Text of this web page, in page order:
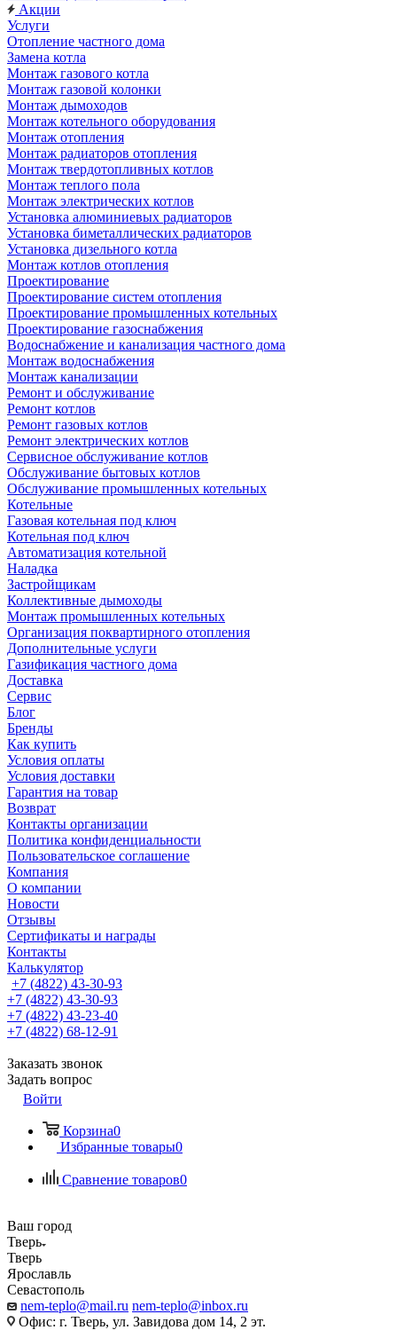
Акции
Услуги
Отопление частного дома
Замена котла
Монтаж газового котла
Монтаж газовой колонки
Монтаж дымоходов
Монтаж котельного оборудования
Монтаж отопления
Монтаж радиаторов отопления
Монтаж твердотопливных котлов
Монтаж теплого пола
Монтаж электрических котлов
Установка алюминиевых радиаторов
Установка биметаллических радиаторов
Установка дизельного котла
Монтаж котлов отопления
Проектирование
Проектирование систем отопления
Проектирование промышленных котельных
Проектирование газоснабжения
Водоснабжение и канализация частного дома
Монтаж водоснабжения
Монтаж канализации
Ремонт и обслуживание
Ремонт котлов
Ремонт газовых котлов
Ремонт электрических котлов
Сервисное обслуживание котлов
Обслуживание бытовых котлов
Обслуживание промышленных котельных
Котельные
Газовая котельная под ключ
Котельная под ключ
Автоматизация котельной
Наладка
Застройщикам
Коллективные дымоходы
Монтаж промышленных котельных
Организация поквартирного отопления
Дополнительные услуги
Газификация частного дома
Доставка
Сервис
Блог
Бренды
Как купить
Условия оплаты
Условия доставки
Гарантия на товар
Возврат
Контакты организации
Политика конфиденциальности
Пользовательское соглашение
Компания
О компании
Новости
Отзывы
Сертификаты и награды
Контакты
Калькулятор
+7 (4822) 43-30-93
+7 (4822) 43-30-93
+7 (4822) 43-23-40
+7 (4822) 68-12-91
Заказать звонок
Задать вопрос
Войти
Корзина0
Избранные товары0
Сравнение товаров0
Ваш город
Тверь
Тверь
Ярославль
Севастополь
nem-teplo@mail.ru nem-teplo@inbox.ru
Офис: г. Тверь, ул. Завидова дом 14, 2 эт.